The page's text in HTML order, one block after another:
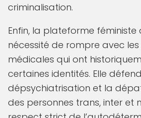
criminalisation.
Enfin, la plateforme féministe
nécessité de rompre avec
médicales qui ont
certaines identités. Elle
dépsychiatrisation et la
des personnes trans, inter et